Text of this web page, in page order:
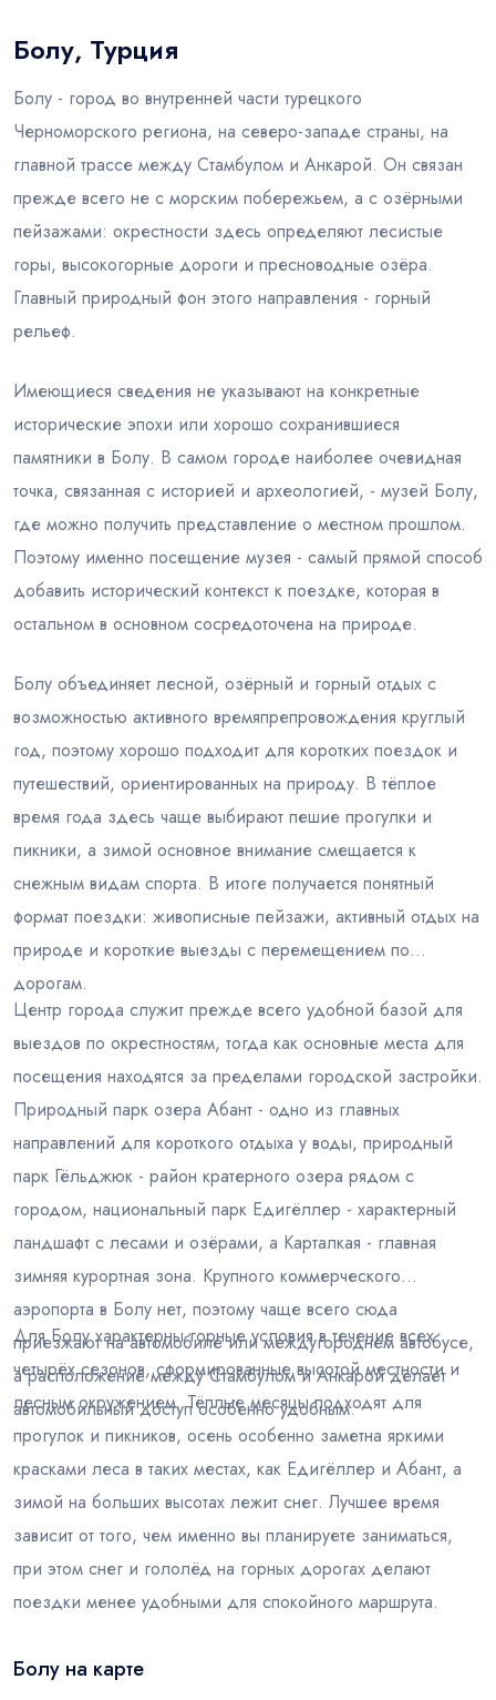
Блог
Болу, Турция
Болу - город во внутренней части турецкого
Черноморского региона, на северо-западе страны, на
главной трассе между Стамбулом и Анкарой. Он связан
прежде всего не с морским побережьем, а с озёрными
пейзажами: окрестности здесь определяют лесистые
горы, высокогорные дороги и пресноводные озёра.
Главный природный фон этого направления - горный
рельеф.
Имеющиеся сведения не указывают на конкретные
исторические эпохи или хорошо сохранившиеся
памятники в Болу. В самом городе наиболее очевидная
точка, связанная с историей и археологией, - музей Болу,
где можно получить представление о местном прошлом.
Поэтому именно посещение музея - самый прямой способ
добавить исторический контекст к поездке, которая в
остальном в основном сосредоточена на природе.
Болу объединяет лесной, озёрный и горный отдых с
возможностью активного времяпрепровождения круглый
год, поэтому хорошо подходит для коротких поездок и
путешествий, ориентированных на природу. В тёплое
время года здесь чаще выбирают пешие прогулки и
пикники, а зимой основное внимание смещается к
снежным видам спорта. В итоге получается понятный
формат поездки: живописные пейзажи, активный отдых на
природе и короткие выезды с перемещением по
дорогам.
Центр города служит прежде всего удобной базой для
выездов по окрестностям, тогда как основные места для
посещения находятся за пределами городской застройки.
Природный парк озера Абант - одно из главных
направлений для короткого отдыха у воды, природный
парк Гёльджюк - район кратерного озера рядом с
городом, национальный парк Едигёллер - характерный
ландшафт с лесами и озёрами, а Карталкая - главная
зимняя курортная зона. Крупного коммерческого
аэропорта в Болу нет, поэтому чаще всего сюда
приезжают на автомобиле или междугороднем автобусе,
а расположение между Стамбулом и Анкарой делает
автомобильный доступ особенно удобным.
Для Болу характерны горные условия в течение всех
четырёх сезонов, сформированные высотой местности и
лесным окружением. Тёплые месяцы подходят для
прогулок и пикников, осень особенно заметна яркими
красками леса в таких местах, как Едигёллер и Абант, а
зимой на больших высотах лежит снег. Лучшее время
зависит от того, чем именно вы планируете заниматься,
при этом снег и гололёд на горных дорогах делают
поездки менее удобными для спокойного маршрута.
Болу на карте